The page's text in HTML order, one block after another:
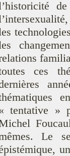
ces
tentative »
Le